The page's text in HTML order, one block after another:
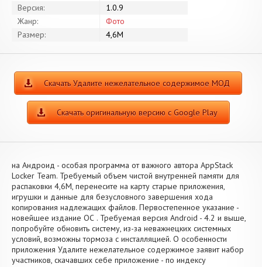
Версия:
1.0.9
Жанр:
Фото
Размер:
4,6M
Скачать Удалите нежелательное содержимое МОД
Скачать оригинальную версию с Google Play
на Андроид - особая программа от важного автора AppStack
Locker Team. Требуемый объем чистой внутренней памяти для
распаковки 4,6M, перенесите на карту старые приложения,
игрушки и данные для безусловного завершения хода
копирования надлежащих файлов. Первостепенное указание -
новейшее издание ОС . Требуемая версия Android - 4.2 и выше,
попробуйте обновить систему, из-за неважнецких системных
условий, возможны тормоза с инсталляцией. О особенности
приложения Удалите нежелательное содержимое заявит набор
участников, скачавших себе приложение - по индексу